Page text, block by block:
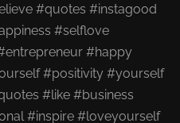
#quotes #instagood
#selflove
#happy
#positivity #yourself
#like #business
#inspire #loveyourself